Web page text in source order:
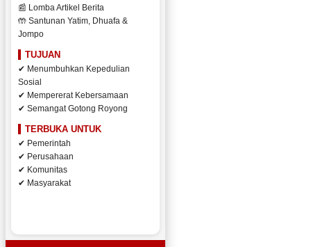
📰 Lomba Artikel Berita
🤲 Santunan Yatim, Dhuafa &
Jompo
TUJUAN
✔ Menumbuhkan Kepedulian
Sosial
✔ Mempererat Kebersamaan
✔ Semangat Gotong Royong
TERBUKA UNTUK
✔ Pemerintah
✔ Perusahaan
✔ Komunitas
✔ Masyarakat